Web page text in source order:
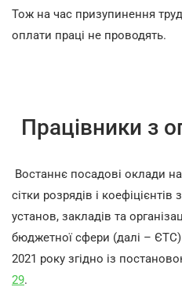
Тож на час призупинення
оплати праці не проводять.
Працівники з
Востаннє посадові оклади
сітки розрядів і
установ, закладів та
бюджетної сфери (далі – ЄТС)
2021 року згідно із
29.